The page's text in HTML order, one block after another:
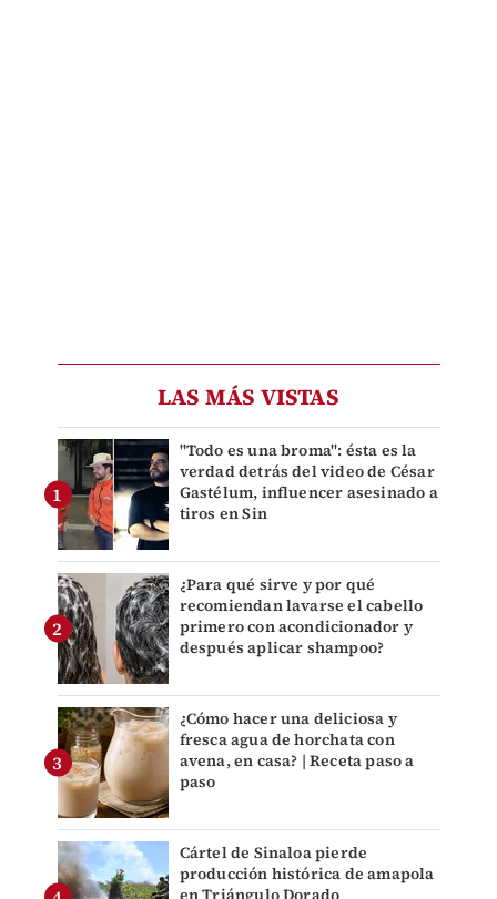
LAS MÁS VISTAS
"Todo es una broma": ésta es la
verdad detrás del video de César
Gastélum, influencer asesinado a
tiros en Sin
¿Para qué sirve y por qué
recomiendan lavarse el cabello
primero con acondicionador y
después aplicar shampoo?
¿Cómo hacer una deliciosa y
fresca agua de horchata con
avena, en casa? | Receta paso a
paso
Cártel de Sinaloa pierde
producción histórica de amapola
en Triángulo Dorado